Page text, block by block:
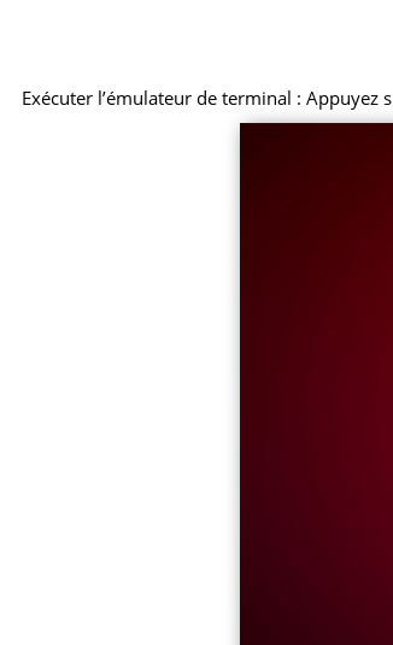
Exécuter l’émulateur de terminal : Appuyez